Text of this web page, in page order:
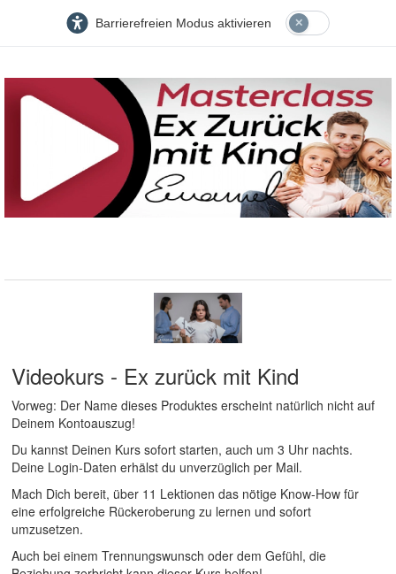
Barrierefreien Modus aktivieren
Videokurs - Ex zurück mit Kind
Vorweg: Der Name dieses Produktes erscheint natürlich nicht auf
Deinem Kontoauszug!
Du kannst Deinen Kurs sofort starten, auch um 3 Uhr nachts.
Deine Login-Daten erhälst du unverzüglich per Mail.
Mach Dich bereit, über 11 Lektionen das nötige Know-How für
eine erfolgreiche Rückeroberung zu lernen und sofort
umzusetzen.
Auch bei einem Trennungswunsch oder dem Gefühl, die